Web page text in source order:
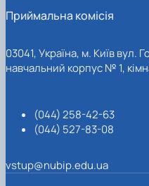
Приймальна комісія
03041, Україна, м. Київ вул.
навчальний корпус № 1,
(044) 258-42-63
(044) 527-83-08
vstup@nubip.edu.ua